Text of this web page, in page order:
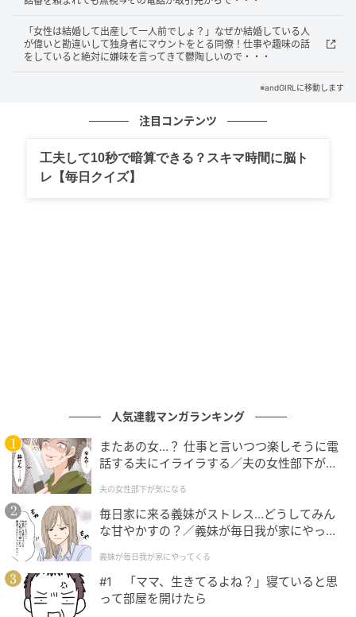
残されたひどい状態を片付けながら、私はやり場のな
い怒りと悲しみに包まれていました。常連さんたちが
慰めてくれましたが、モヤモヤした気持ちはなかなか
晴れませんでした。しかし、本当の悲劇はこれで終わ
りではなかったのです。数日後、友人から「あなたの
した。確認してみると、あの日の母親が「子連れに冷
たい最低なカフェ！暴言を吐かれた」と嘘の悪評を投
ようかとも考えましたが、ネット上で言い争うのは火
に油を注ぐだけかもしれないと思い、ただ嵐が過ぎ去
るのをじっと耐えて待つしかありませんでした。
連日続く通知に心を痛めていた数日後、事態は急展開
を迎えました。彼女の投稿があまりにも拡散されすぎ
た結果、なんとその母親の「身内」や「関係者」の目
にまで留まってしまったのです。実は彼女のアカウン
トは、過去の投稿内容や写真から、職場の同僚たちに
はすでに特定されていました。そして今回の大炎上騒
「女性は結婚して出産して一人前でしょ？」なぜか結婚している人
が偉いと勘違いして独身者にマウントをとる同僚！仕事や趣味の話
をしていると絶対に嫌味を言ってきて鬱陶しいので・・・
※andGIRLに移動します
注目コンテンツ
工夫して10秒で暗算できる？スキマ時間に脳ト
レ【毎日クイズ】
人気連載マンガランキング
またあの女…？ 仕事と言いつつ楽しそうに電
話する夫にイライラする／夫の女性部下が気
夫の女性部下が気になる
毎日家に来る義妹がストレス…どうしてみん
な甘やかすの？／義妹が毎日我が家にやって
が】
義妹が毎日我が家にやってくる
#1 「ママ、生きてるよね？」寝ていると思
って部屋を開けたら